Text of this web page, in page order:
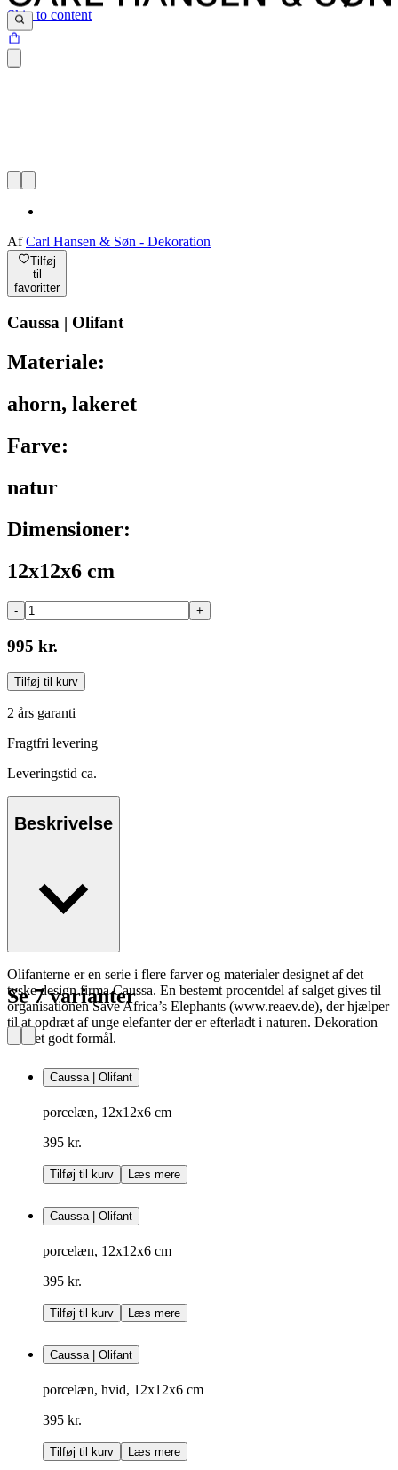
Skip to content
AfCarl Hansen & Søn - Dekoration
Tilføj
til
favoritter
Caussa | Olifant
Materiale:
ahorn, lakeret
Farve:
natur
Dimensioner:
12x12x6 cm
- +
995 kr.
Tilføj til kurv
2 års garanti
Fragtfri levering
Leveringstid ca.
Beskrivelse
Olifanterne er en serie i flere farver og materialer designet af det
tyske design firma Caussa. En bestemt procentdel af salget gives til
organisationen Save Africa’s Elephants (www.reaev.de), der hjælper
til at opdræt af unge elefanter der er efterladt i naturen. Dekoration
med et godt formål.
Se 7 varianter
Caussa | Olifant
porcelæn, 12x12x6 cm
395 kr.
Tilføj til kurv Læs mere
Caussa | Olifant
porcelæn, 12x12x6 cm
395 kr.
Tilføj til kurv Læs mere
Caussa | Olifant
porcelæn, hvid, 12x12x6 cm
395 kr.
Tilføj til kurv Læs mere